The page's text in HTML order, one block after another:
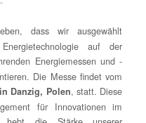
dass wir ausgewählt
auf der
Energiemessen und -
Die Messe findet vom
Danzig, Polen, statt. Diese
für Innovationen im